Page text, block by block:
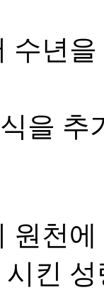
수년
을
원천
킨